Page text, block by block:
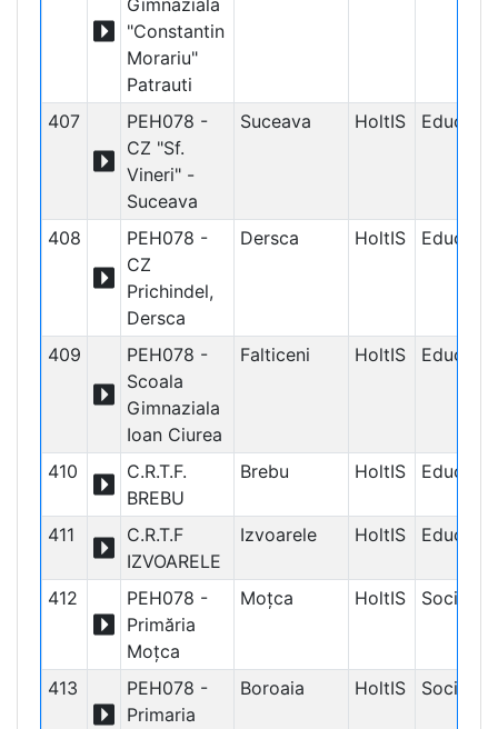
Gimnaziala
"Constantin
Morariu"
Patrauti
407
PEH078 -
CZ "Sf.
Vineri" -
Suceava
Suceava HoltIS
408
PEH078 -
CZ
Prichindel,
Dersca
Dersca HoltIS
409
PEH078 -
Scoala
Gimnaziala
Ioan Ciurea
Falticeni HoltIS
410
C.R.T.F.
BREBU
Brebu HoltIS
411
C.R.T.F
IZVOARELE
Izvoarele HoltIS
412
PEH078 -
Primăria
Moțca
Moțca HoltIS Social
413
PEH078 -
Primaria
Boroaia HoltIS Social